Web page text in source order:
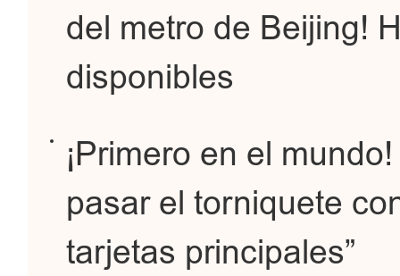
del metro de Beijing!
disponibles
¡Primero en el
pasar el torniquete
tarjetas principales”